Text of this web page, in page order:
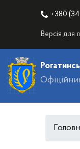
+380
Версія для